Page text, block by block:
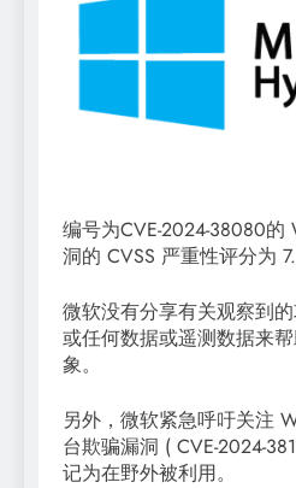
编号为CVE-2024-38080的
洞的 CVSS 严重性评分为
微软没有分享有关观察到
或任何数据或遥测数据来
象。
另外，微软紧急呼吁关注
台欺骗漏洞 ( CVE-2024-
记为在野外被利用。